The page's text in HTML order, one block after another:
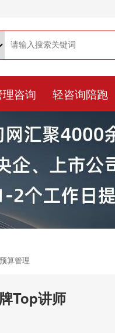
咨询 轻咨询陪跑
算管理
Top讲师